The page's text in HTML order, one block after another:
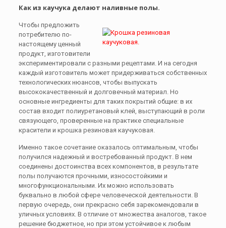
Как из каучука делают наливные полы.
Чтобы предложить
потребителю по-
настоящему ценный
продукт, изготовители
экспериментировали с разными рецептами. И на сегодня
каждый изготовитель может придерживаться собственных
технологических нюансов, чтобы выпускать
высококачественный и долговечный материал. Но
основные ингредиенты для таких покрытий общие: в их
состав входит полиуретановый клей, выступающий в роли
связующего, проверенные на практике специальные
красители и крошка резиновая каучуковая.
Именно такое сочетание оказалось оптимальным, чтобы
получился надежный и востребованный продукт. В нем
соединены достоинства всех компонентов, в результате
полы получаются прочными, износостойкими и
многофункциональными. Их можно использовать
буквально в любой сфере человеческой деятельности. В
первую очередь, они прекрасно себя зарекомендовали в
уличных условиях. В отличие от множества аналогов, такое
решение бюджетное, но при этом устойчивое к любым